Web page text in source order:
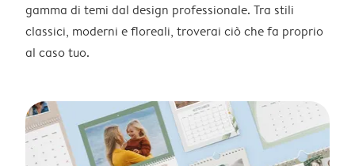
gamma di temi dal design professionale. Tra stili
classici, moderni e floreali, troverai ciò che fa proprio
al caso tuo.